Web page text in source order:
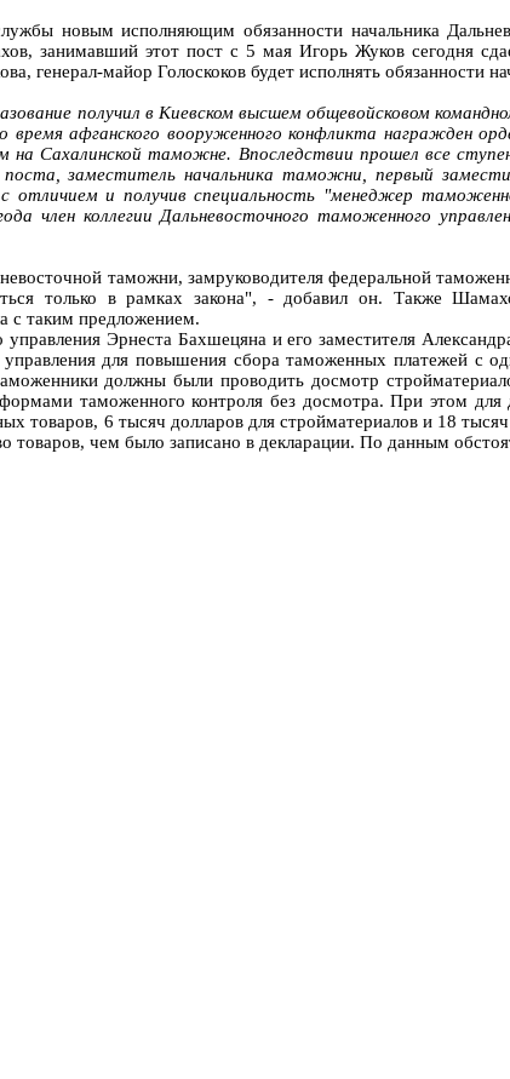
новым исполняющим обязанности начальника
занимавший этот пост с 5 мая Игорь Жуков сегодня
майор Голоскоков будет исполнять обязанности
получил в Киевском высшем общевойсковом
афганского вооруженного конфликта награжден
Сахалинской таможне. Впоследствии прошел все
поста, заместитель начальника таможни, первый
и получив специальность "менеджер
член коллегии Дальневосточного таможенного
таможни, замруководителя федеральной
только в рамках закона", - добавил он. Также
с таким предложением.
Эрнеста Бахшецяна и его заместителя
для повышения сбора таможенных платежей с
должны были проводить досмотр
таможенного контроля без досмотра. При этом
товаров, 6 тысяч долларов для стройматериалов и 18
чем было записано в декларации. По данным